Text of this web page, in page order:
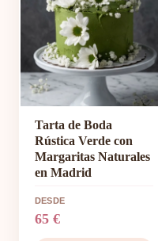
Tarta de Boda
Rústica Verde con
Margaritas Naturales
en Madrid
DESDE
65 €